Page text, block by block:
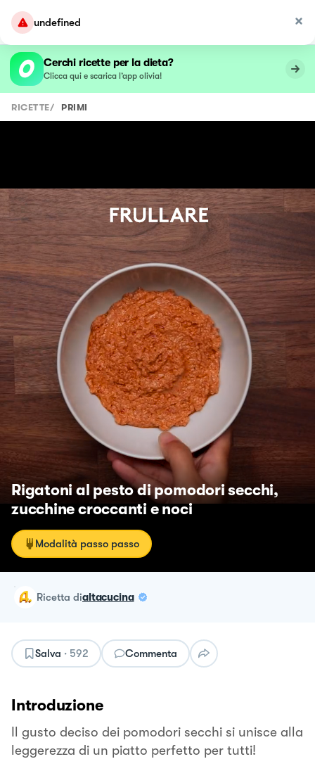
undefined
Cerchi ricette per la dieta?
Clicca qui e scarica l’app olivia!
RICETTE/ PRIMI
Rigatoni al pesto di pomodori secchi,
zucchine croccanti e noci
Modalità passo passo
ricetta dialtacucina
Salva · 592 Commenta
Introduzione
Il gusto deciso dei pomodori secchi si unisce alla
leggerezza di un piatto perfetto per tutti!